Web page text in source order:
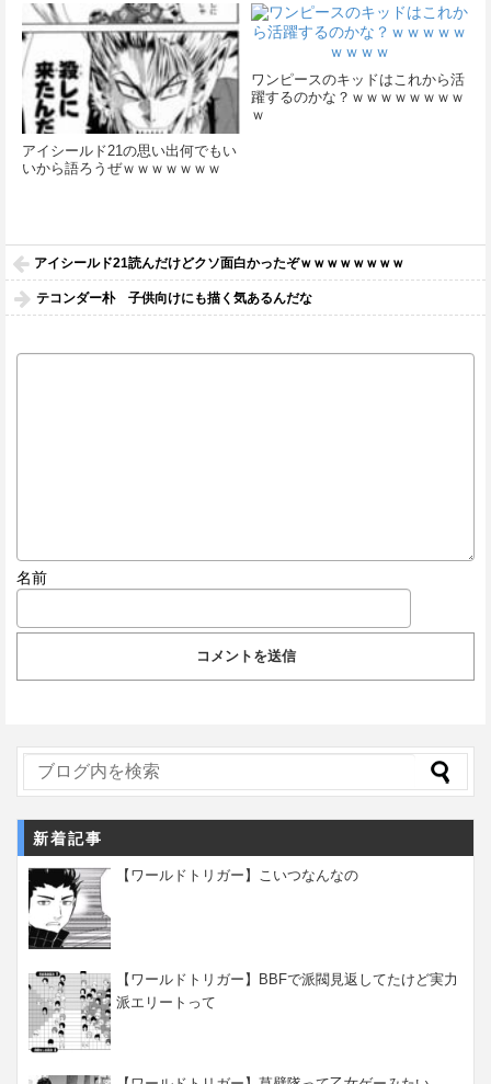
アイシールド21の思い出何でもい
いから語ろうぜｗｗｗｗｗｗｗ
ワンピースのキッドはこれから活
躍するのかな？ｗｗｗｗｗｗｗｗ
ｗ
アイシールド21読んだけどクソ面白かったぞｗｗｗｗｗｗｗｗ
テコンダー朴 子供向けにも描く気あるんだな
名前
新着記事
【ワールドトリガー】こいつなんなの
【ワールドトリガー】BBFで派閥見返してたけど実力
派エリートって